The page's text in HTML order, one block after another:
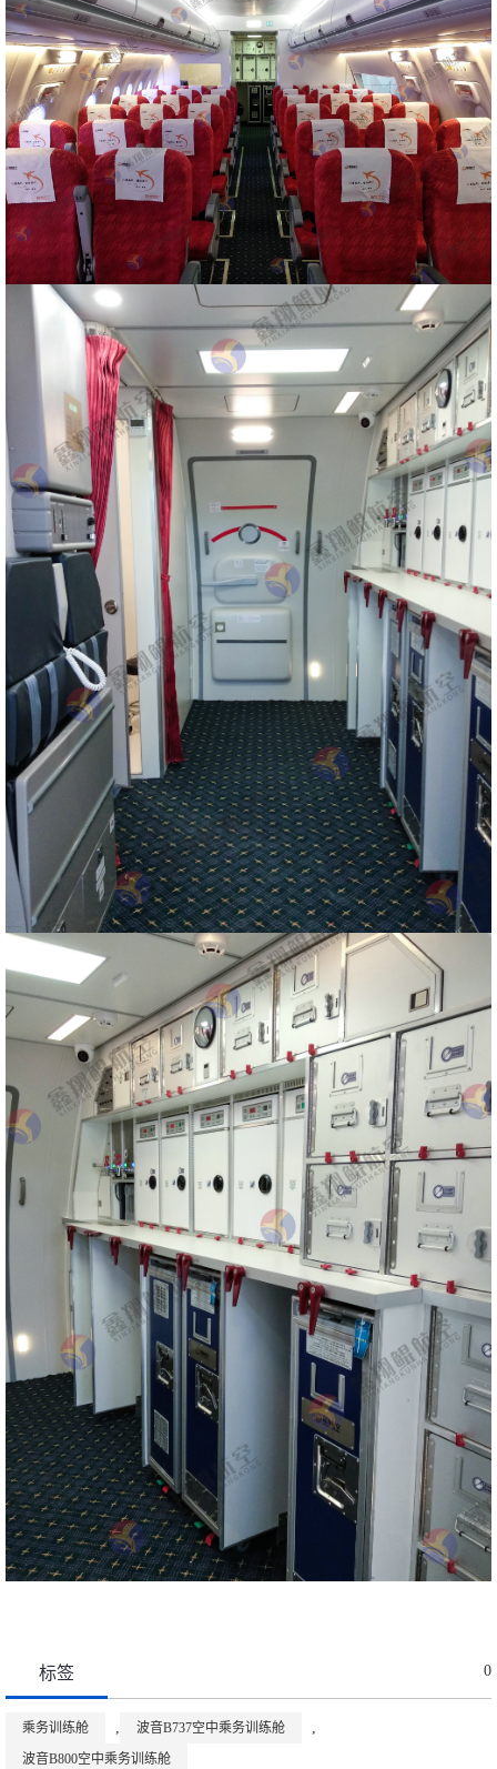
标签 0
乘务训练舱 波音B737空中乘务训练舱
波音B800空中乘务训练舱